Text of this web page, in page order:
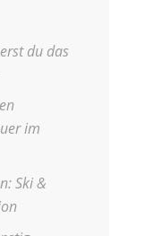
du das
im
Ski &